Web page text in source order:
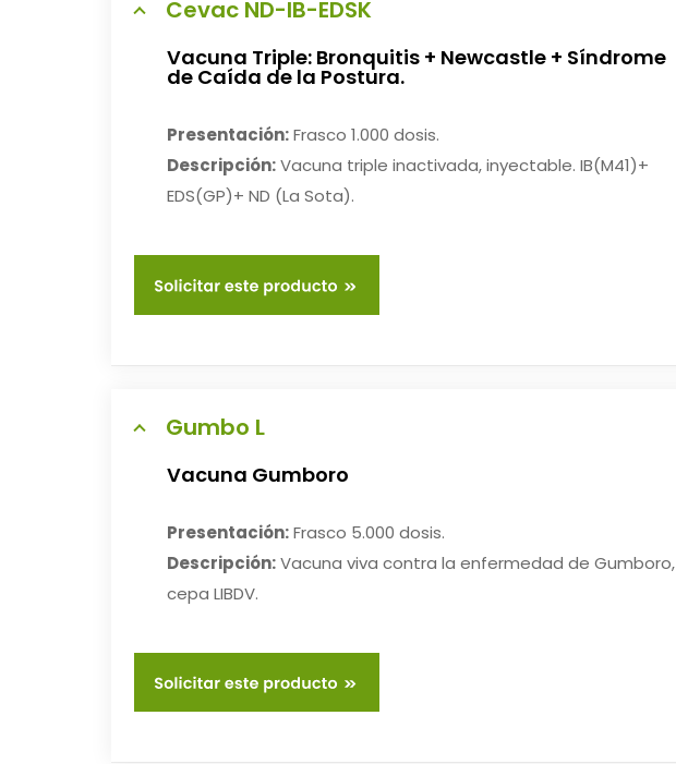
Cevac ND-IB-EDSK
Vacuna Triple: Bronquitis + Newcastle + Síndrome
de Caída de la Postura.
Presentación:Frasco 1.000 dosis.
Descripción:Vacuna triple inactivada, inyectable. IB(M41)+
EDS(GP)+ ND (La Sota).
Gumbo L
Vacuna Gumboro
Presentación:Frasco 5.000 dosis.
Descripción:Vacuna viva contra la enfermedad de Gumboro,
cepa LIBDV.